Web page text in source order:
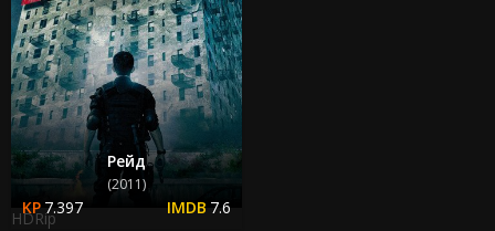
Рейд
(2011)
7.397 7.6
HDRip